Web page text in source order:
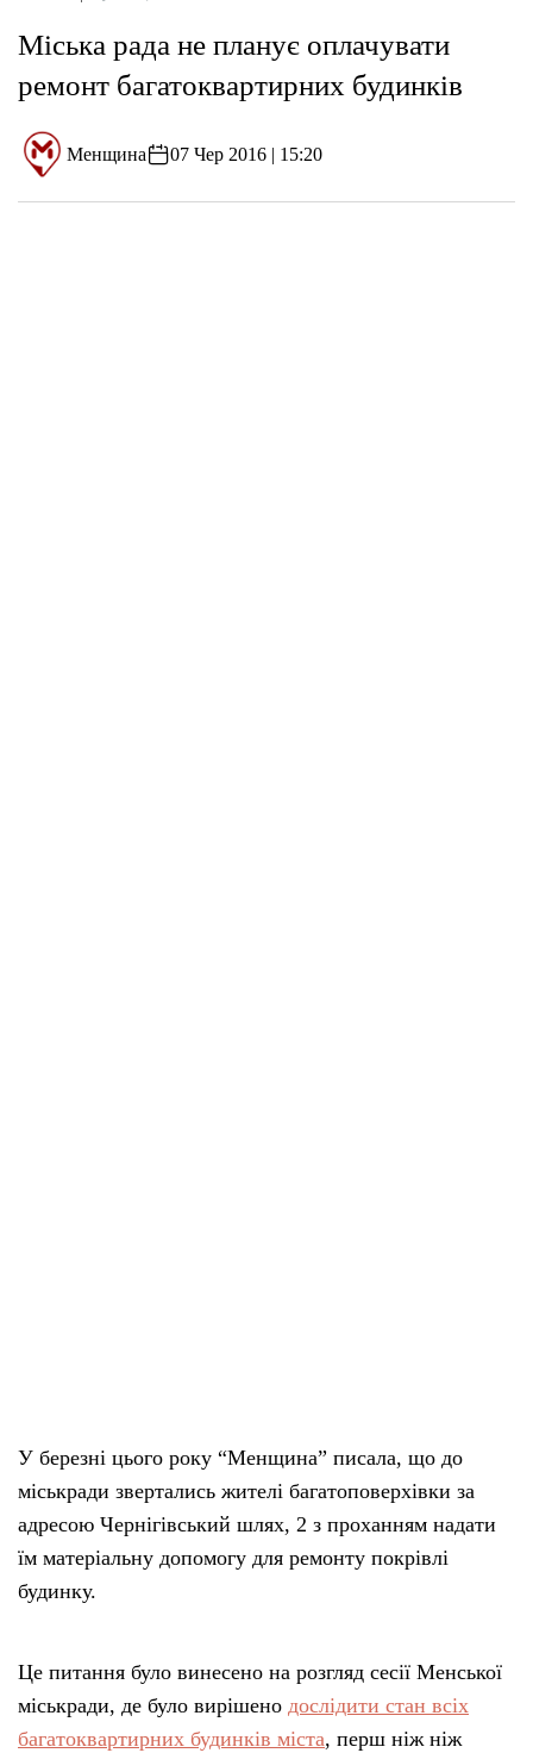
Міська рада не планує оплачувати
ремонт багатоквартирних будинків
Менщина 07 Чер 2016 | 15:20
У березні цього року “Менщина” писала, що до
міськради звертались жителі багатоповерхівки за
адресою Чернігівський шлях, 2 з проханням надати
їм матеріальну допомогу для ремонту покрівлі
будинку.
Це питання було винесено на розгляд сесії Менської
міськради, де було вирішено дослідити стан всіх
багатоквартирних будинків міста, перш ніж ніж